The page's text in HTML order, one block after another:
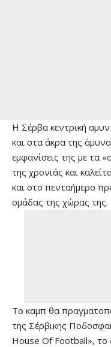
Η Σέρβα κεντρική
και στα άκρα της
εμφανίσεις της με τα
της χρονιάς και
και στο πενταήμερο
ομάδας της χώρας της.
Το καμπ θα
της Σέρβικης
House Of Football», το